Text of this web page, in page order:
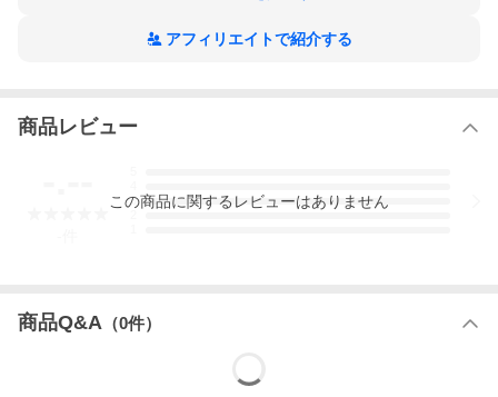
アフィリエイトで紹介する
商品レビュー
3
この商品に関するレビューはありません
商品Q&A （0件）